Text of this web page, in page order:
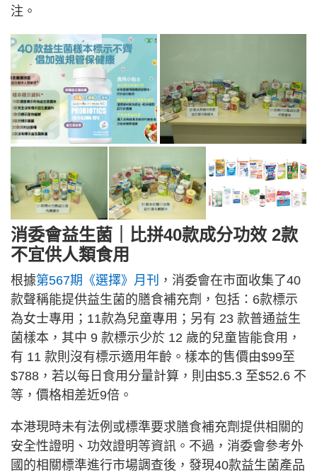
注。
消委會益生菌｜比拼40款成分功效 2款
不宜供人類食用
根據第567期《選擇》月刊 ，消委會在市面收集了40
款聲稱能提供益生菌的膳食補充劑，包括：6款標示
為女士專用；11款為兒童專用；另有 23 款普通益生
菌樣本，其中 9 款標示少於 12 歲的兒童皆能食用，
有 11 款則沒有標示適用年齡。樣本的售價由$99至
$788，若以每日食用分量計算，則由$5.3 至$52.6 不
等，價格相差近9倍。
本港現時未有法例或標準要求膳食補充劑提供相關的
安全性證明、功效證明等資訊。不過，消委會參考外
國的相關標準進行市場調查後，發現40款益生菌產品